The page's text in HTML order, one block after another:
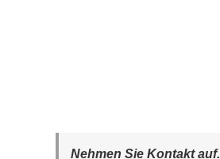
Nehmen Sie Kontakt auf.